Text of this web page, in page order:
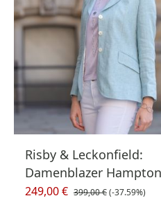
Risby & Leckonfield:
Damenblazer
249,00 € 399,00 €(-37.59%)